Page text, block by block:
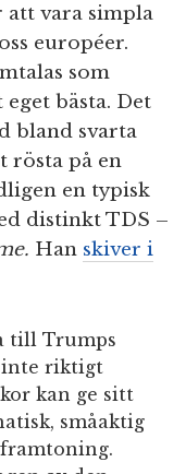
att vara simpla
européer.
som
bästa. Det
bland svarta
rösta på en
en typisk
distinkt TDS –
Han skiver i
till Trumps
inte riktigt
kan ge sitt
småaktig